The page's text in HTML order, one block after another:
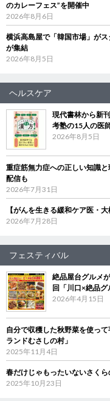
のカレーフェス”を開催中
2026年8月6日
横浜高島屋で「韓国市場」が
が集結
2026年8月5日
ヘルスケア
現代書林から新
考塾の15人の医
2026年8月5日
重症筋無力症への正しい知識
配信も
2026年7月31日
【がんを生きる緩和ケア医・
2026年7月28日
フェスティバル
絶品屋台グルメ
回「川口×絶品
2026年4月15日
自分で収穫した秋野菜を使っ
ランドむさしの村」
2025年11月4日
春だけじゃもったいないさく
2025年10月23日